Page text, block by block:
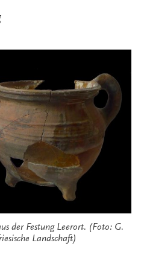
der Festung Leerort. (Foto: G.
Landschaft)